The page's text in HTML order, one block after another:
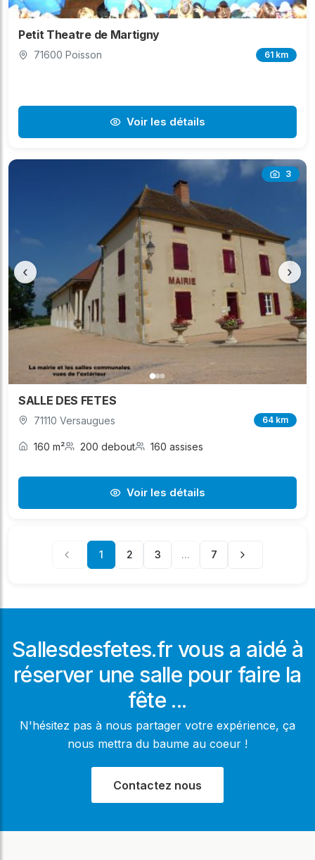
Petit Theatre de Martigny
71600 Poisson 61 km
Voir les détails
3
‹ ›
SALLE DES FETES
71110 Versaugues 64 km
160 m² 200 debout 160 assises
Voir les détails
1 2 3 ... 7
Sallesdesfetes.fr vous a aidé à
réserver une salle pour faire la
fête ...
N'hésitez pas à nous partager votre expérience, ça
nous mettra du baume au coeur !
Contactez nous